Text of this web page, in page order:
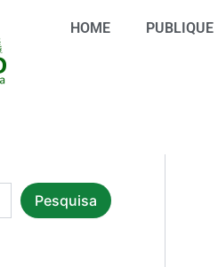
HOME PUBLIQUE
Pesquisa